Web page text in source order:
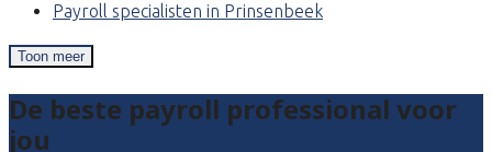
Payroll specialisten in Prinsenbeek
Toon meer
De beste payroll professional voor
jou